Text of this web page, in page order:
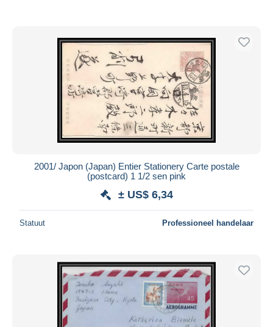
2001/ Japon (Japan) Entier Stationery Carte postale
(postcard) 1 1/2 sen pink
± US$ 6,34
Statuut Professioneel handelaar